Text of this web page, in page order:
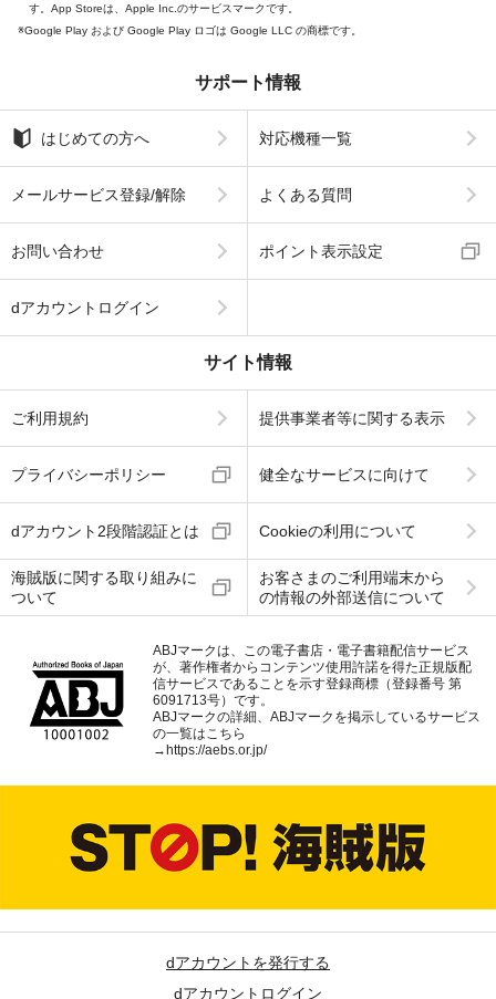
す。App Storeは、Apple Inc.のサービスマークです。
Google Play および Google Play ロゴは Google LLC の商標です。
サポート情報
はじめての方へ 対応機種一覧
メールサービス登録/解除 よくある質問
お問い合わせ ポイント表示設定
dアカウントログイン
サイト情報
ご利用規約 提供事業者等に関する表示
プライバシーポリシー 健全なサービスに向けて
dアカウント2段階認証とは Cookieの利用について
海賊版に関する取り組みに
ついて
お客さまのご利用端末から
の情報の外部送信について
ABJマークは、この電子書店・電子書籍配信サービス
が、著作権者からコンテンツ使用許諾を得た正規版配
信サービスであることを示す登録商標（登録番号 第
6091713号）です。
ABJマークの詳細、ABJマークを掲示しているサービス
の一覧はこちら
→https://aebs.or.jp/
dアカウントを発行する
dアカウントログイン